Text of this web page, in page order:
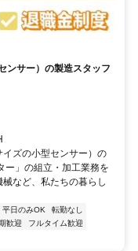
ンサー）の製造スタッフ
ズの小型センサー）の
ー」の組立・加工業務を
など、私たちの暮らし
平日のみOK
転勤なし
歓迎
フルタイム歓迎